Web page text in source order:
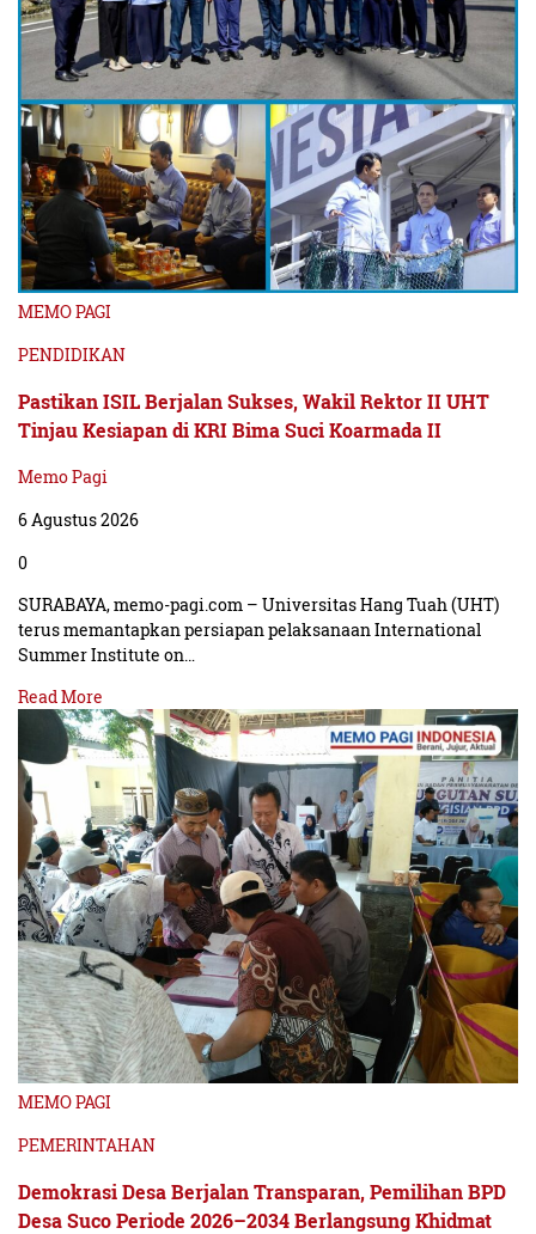
MEMO PAGI
PENDIDIKAN
Pastikan ISIL Berjalan Sukses, Wakil Rektor II UHT
Tinjau Kesiapan di KRI Bima Suci Koarmada II
Memo Pagi
6 Agustus 2026
0
SURABAYA, memo-pagi.com – Universitas Hang Tuah (UHT)
terus memantapkan persiapan pelaksanaan International
Summer Institute on…
Read More
MEMO PAGI
PEMERINTAHAN
Demokrasi Desa Berjalan Transparan, Pemilihan BPD
Desa Suco Periode 2026–2034 Berlangsung Khidmat